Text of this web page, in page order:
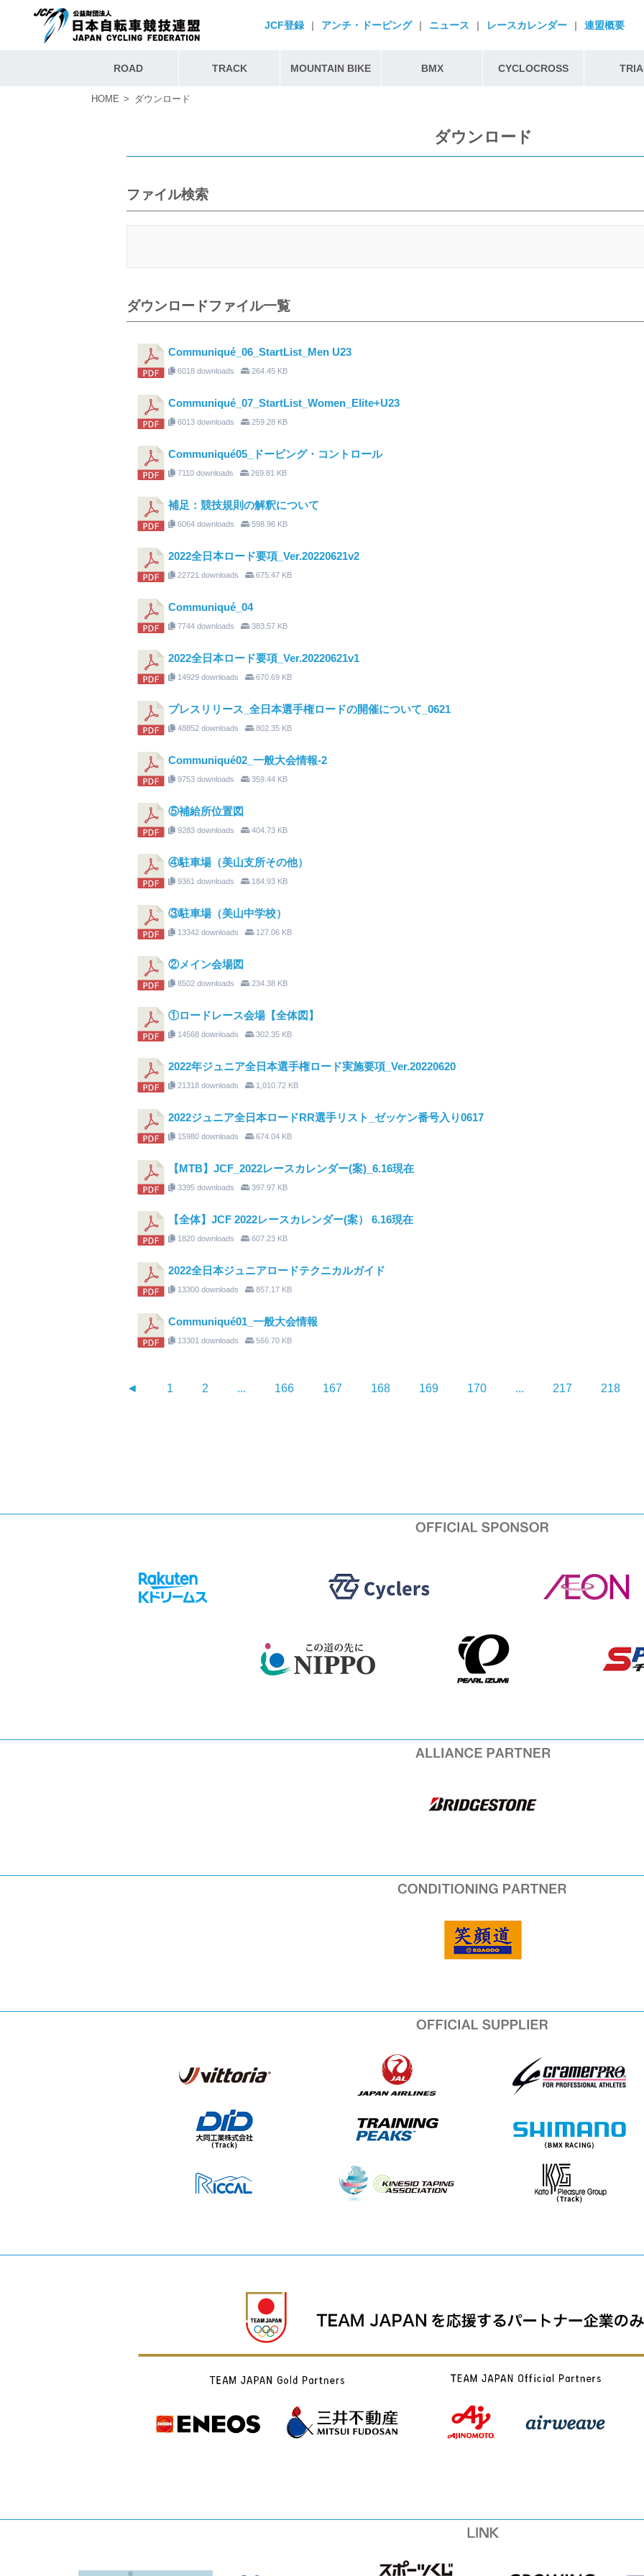
JCF登録 | アンチ・ドーピング | ニュース | レースカレンダー | 連盟概要
ROAD TRACK MOUNTAIN BIKE BMX CYCLOCROSS
HOME ダウンロード
ダウンロード
ファイル検索
ダウンロードファイル一覧
Communiqué_06_StartList_Men U23
6018 downloads 264.45 KB
Communiqué_07_StartList_Women_Elite+U23
6013 downloads 259.28 KB
Communiqué05_ドーピング・コントロール
7110 downloads 269.81 KB
補足：競技規則の解釈について
6064 downloads 598.96 KB
2022全日本ロード要項_Ver.20220621v2
22721 downloads 675.47 KB
Communiqué_04
7744 downloads 383.57 KB
2022全日本ロード要項_Ver.20220621v1
14929 downloads 670.69 KB
プレスリリース_全日本選手権ロードの開催について_0621
48852 downloads 802.35 KB
Communiqué02_一般大会情報-2
9753 downloads 359.44 KB
⑤補給所位置図
9283 downloads 404.73 KB
④駐車場（美山支所その他）
9361 downloads 184.93 KB
③駐車場（美山中学校）
13342 downloads 127.06 KB
②メイン会場図
8502 downloads 234.38 KB
①ロードレース会場【全体図】
14568 downloads 302.35 KB
2022年ジュニア全日本選手権ロード実施要項_Ver.20220620
21318 downloads 1,010.72 KB
2022ジュニア全日本ロードRR選手リスト_ゼッケン番号入り0617
15980 downloads 674.04 KB
【MTB】JCF_2022レースカレンダー(案)_6.16現在
3395 downloads 397.97 KB
【全体】JCF 2022レースカレンダー(案） 6.16現在
1820 downloads 607.23 KB
2022全日本ジュニアロードテクニカルガイド
13300 downloads 857.17 KB
Communiqué01_一般大会情報
13301 downloads 566.70 KB
◄ 1 2 ... 166 167 168 169 170 ... 217 218